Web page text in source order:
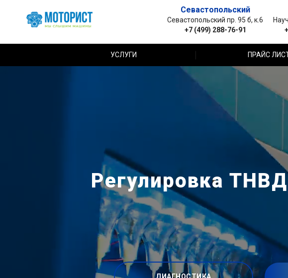
Севастопольский
Севастопольский пр. 95 б, к.6
+7 (499) 288-76-91
УСЛУГИ ПРАЙС
Регулировка
ДИАГНОСТИКА